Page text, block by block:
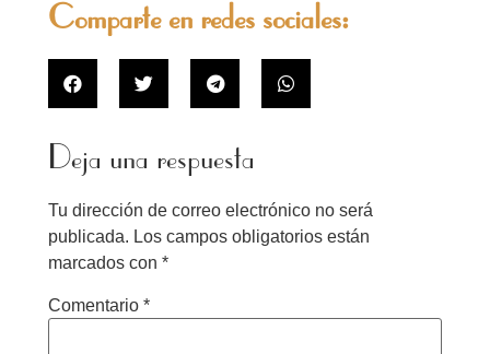
Comparte en redes sociales:
Deja una respuesta
Tu dirección de correo electrónico no será
publicada. Los campos obligatorios están
marcados con *
Comentario *